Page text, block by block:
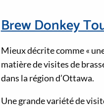
Brew Donkey
Mieux décrite comme «
matière de visites de
dans la région d’Ottawa.
Une grande variété de